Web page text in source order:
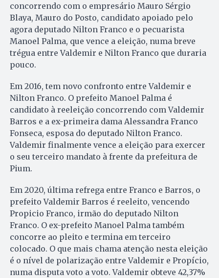
concorrendo com o empresário Mauro Sérgio
Blaya, Mauro do Posto, candidato apoiado pelo
agora deputado Nilton Franco e o pecuarista
Manoel Palma, que vence a eleição, numa breve
trégua entre Valdemir e Nilton Franco que duraria
pouco.
Em 2016, tem novo confronto entre Valdemir e
Nilton Franco. O prefeito Manoel Palma é
candidato à reeleição concorrendo com Valdemir
Barros e a ex-primeira dama Alessandra Franco
Fonseca, esposa do deputado Nilton Franco.
Valdemir finalmente vence a eleição para exercer
o seu terceiro mandato à frente da prefeitura de
Pium.
Em 2020, última refrega entre Franco e Barros, o
prefeito Valdemir Barros é reeleito, vencendo
Propicio Franco, irmão do deputado Nilton
Franco. O ex-prefeito Manoel Palma também
concorre ao pleito e termina em terceiro
colocado. O que mais chama atenção nesta eleição
é o nível de polarização entre Valdemir e Propício,
numa disputa voto a voto. Valdemir obteve 42,37%